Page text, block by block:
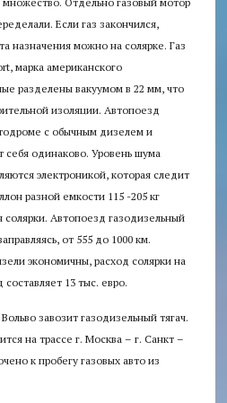
Если газ закончился,
назначения можно на солярке. Газ
марка американского
разделены вакуумом в 22 мм, что
изоляции. Автопоезд
с обычным дизелем и
себя одинаково. Уровень шума
электроникой, которая следит
разной емкости 115 -205 кг
солярки. Автопоезд газодизельный
от 555 до 1000 км.
экономичны, расход солярки на
13 тыс. евро.
завозит газодизельный тягач.
на трассе г. Москва – г. Санкт –
к пробегу газовых авто из